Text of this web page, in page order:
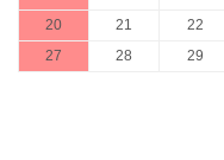
20
21 22
27
28 29